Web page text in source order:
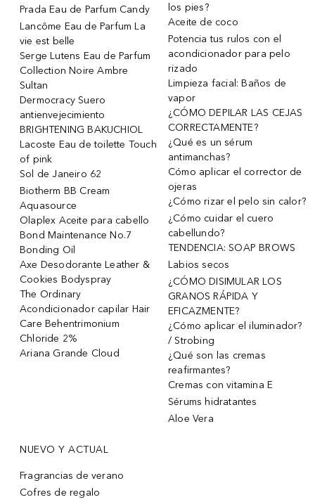
Prada Eau de Parfum Candy
Lancôme Eau de Parfum La
vie est belle
Serge Lutens Eau de Parfum
Collection Noire Ambre
Sultan
Dermocracy Suero
antienvejecimiento
BRIGHTENING BAKUCHIOL
Lacoste Eau de toilette Touch
of pink
Sol de Janeiro 62
Biotherm BB Cream
Aquasource
Olaplex Aceite para cabello
Bond Maintenance No.7
Bonding Oil
Axe Desodorante Leather &
Cookies Bodyspray
The Ordinary
Acondicionador capilar Hair
Care Behentrimonium
Chloride 2%
Ariana Grande Cloud
los pies?
Aceite de coco
Potencia tus rulos con el
acondicionador para pelo
rizado
Limpieza facial: Baños de
vapor
¿CÓMO DEPILAR LAS CEJAS
CORRECTAMENTE?
¿Qué es un sérum
antimanchas?
Cómo aplicar el corrector de
ojeras
¿Cómo rizar el pelo sin calor?
¿Cómo cuidar el cuero
cabellundo?
TENDENCIA: SOAP BROWS
Labios secos
¿CÓMO DISIMULAR LOS
GRANOS RÁPIDA Y
EFICAZMENTE?
¿Cómo aplicar el iluminador?
/ Strobing
¿Qué son las cremas
reafirmantes?
Cremas con vitamina E
Sérums hidratantes
Aloe Vera
NUEVO Y ACTUAL
Fragrancias de verano
Cofres de regalo